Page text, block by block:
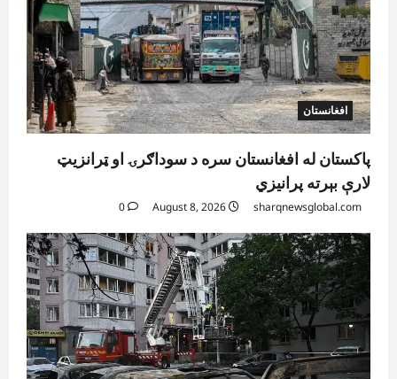
5
افغانستان
ټولګټو وزارت: قیصار ـ لامان سړک رغنیزې
چارې په بېلابېلو برخو کې روانې دي
sharqnewsglobal.com
August 6, 2026
0
افغانستان
پاکستان له افغانستان سره د سوداګرۍ او ټرانزیټ
لارې بېرته پرانیزي
sharqnewsglobal.com
0